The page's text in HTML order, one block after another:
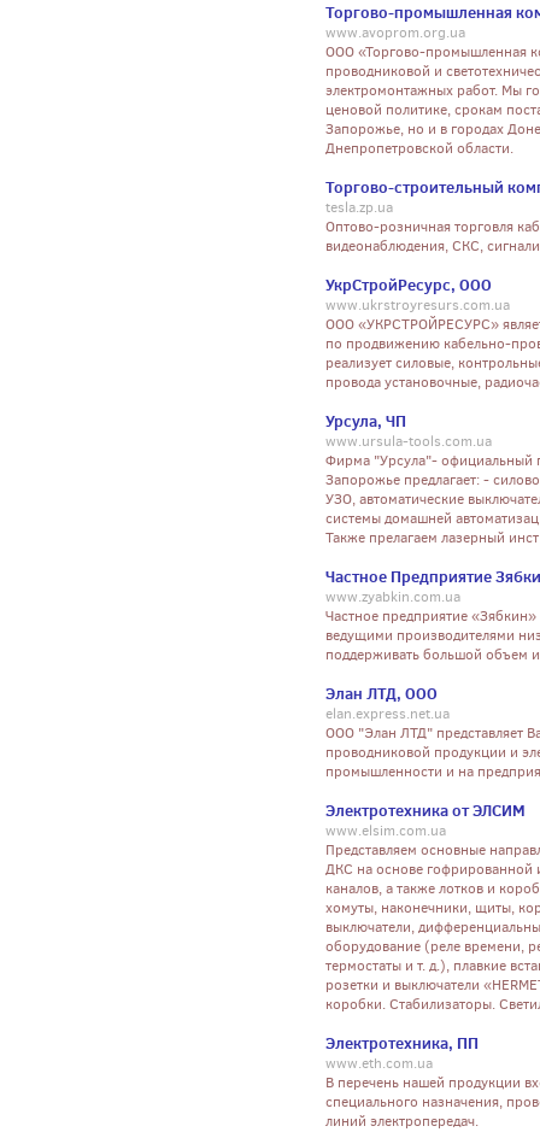
Торгово-промышленная
www.avoprom.org.ua
ООО «Торгово-промышленная
проводниковой и
электромонтажных работ. Мы
ценовой политике, срокам
Запорожье, но и в городах
Днепропетровской области.
Торгово-строительный
tesla.zp.ua
Оптово-розничная торговля
видеонаблюдения, СКС,
УкрСтройРесурс, ООО
www.ukrstroyresurs.com.ua
ООО «УКРСТРОЙРЕСУРС»
по продвижению кабельно-
реализует силовые,
провода установочные,
Урсула, ЧП
www.ursula-tools.com.ua
Фирма "Урсула"- официальный
Запорожье предлагает: -
УЗО, автоматические
системы домашней
Также прелагаем лазерный
Частное Предприятие
www.zyabkin.com.ua
Частное предприятие
ведущими производителями
поддерживать большой объем
Элан ЛТД, ООО
elan.express.net.ua
ООО "Элан ЛТД" представляет
проводниковой продукции и
промышленности и на
Электротехника от ЭЛСИМ
www.elsim.com.ua
Представляем основные
ДКС на основе гофрированной
каналов, а также лотков и
хомуты, наконечники, щиты,
выключатели,
оборудование (реле времени,
термостаты и т. д.), плавкие
розетки и выключатели
коробки. Стабилизаторы.
Электротехника, ПП
www.eth.com.ua
В перечень нашей продукции
специального назначения,
линий электропередач.